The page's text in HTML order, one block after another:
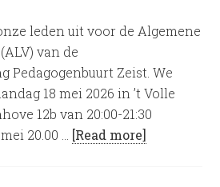
leden uit voor de Algemene
van de
Pedagogenbuurt Zeist. We
18 mei 2026 in ’t Volle
12b van 20:00-21:30
20.00 … [Read more]